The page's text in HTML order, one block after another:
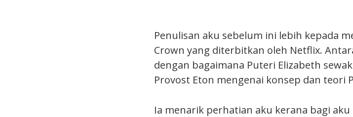
Penulisan aku sebelum ini lebih kepada
Crown yang diterbitkan oleh Netflix.
dengan bagaimana Puteri Elizabeth
Provost Eton mengenai konsep dan teori
Ia menarik perhatian aku kerana bagi